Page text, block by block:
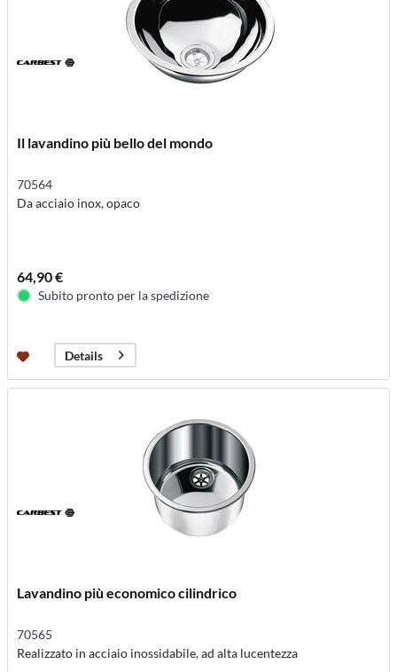
Il lavandino più bello del mondo
70564
Da acciaio inox, opaco
64,90 €
Subito pronto per la spedizione
Details
Lavandino più economico cilindrico
70565
Realizzato in acciaio inossidabile, ad alta lucentezza